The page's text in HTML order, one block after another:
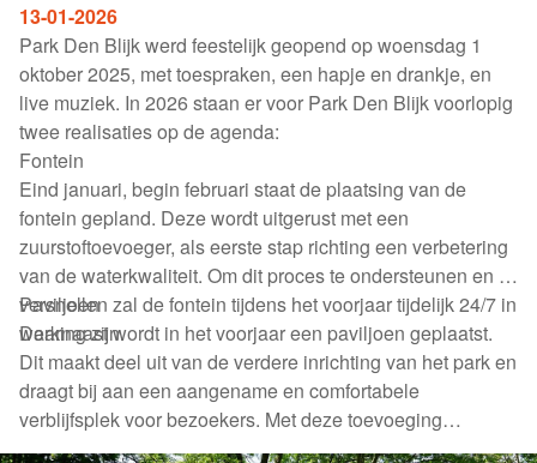
13-01-2026
Park Den Blijk werd feestelijk geopend op woensdag 1
oktober 2025, met toespraken, een hapje en drankje, en
live muziek. In 2026 staan er voor Park Den Blijk voorlopig
twee realisaties op de agenda:
Fontein
Eind januari, begin februari staat de plaatsing van de
fontein gepland. Deze wordt uitgerust met een
zuurstoftoevoeger, als eerste stap richting een verbetering
van de waterkwaliteit. Om dit proces te ondersteunen en te
versnellen zal de fontein tijdens het voorjaar tijdelijk 24/7 in
werking zijn.
Paviljoen
Daarnaast wordt in het voorjaar een paviljoen geplaatst.
Dit maakt deel uit van de verdere inrichting van het park en
draagt bij aan een aangename en comfortabele
verblijfsplek voor bezoekers. Met deze toevoeging
versterken we de beleving en het gebruik van het park.